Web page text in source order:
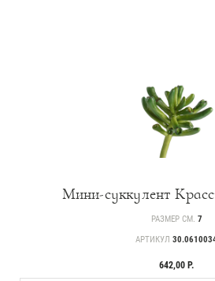
Мини-суккулент
РАЗМЕР СМ. 7
АРТИКУЛ
642,00 Р.